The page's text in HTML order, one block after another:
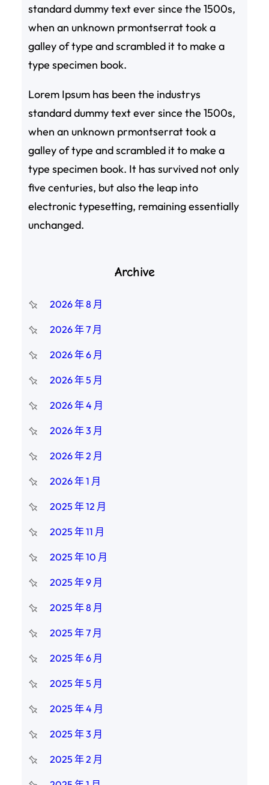
standard dummy text ever since the 1500s,
when an unknown prmontserrat took a
galley of type and scrambled it to make a
type specimen book.
Lorem Ipsum has been the industrys
standard dummy text ever since the 1500s,
when an unknown prmontserrat took a
galley of type and scrambled it to make a
type specimen book. It has survived not only
five centuries, but also the leap into
electronic typesetting, remaining essentially
unchanged.
Archive
2026 年 8 月
2026 年 7 月
2026 年 6 月
2026 年 5 月
2026 年 4 月
2026 年 3 月
2026 年 2 月
2026 年 1 月
2025 年 12 月
2025 年 11 月
2025 年 10 月
2025 年 9 月
2025 年 8 月
2025 年 7 月
2025 年 6 月
2025 年 5 月
2025 年 4 月
2025 年 3 月
2025 年 2 月